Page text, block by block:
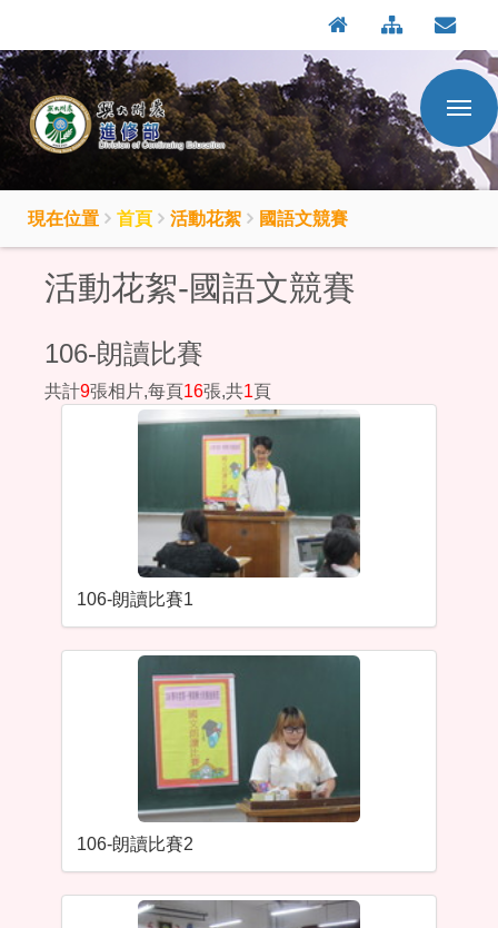
到
主
要
內
區
現在位置 首頁 活動花絮 國語文競賽
活動花絮-國語文競賽
106-朗讀比賽
共計9張相片,每頁16張,共1頁
106-朗讀比賽1
106-朗讀比賽2